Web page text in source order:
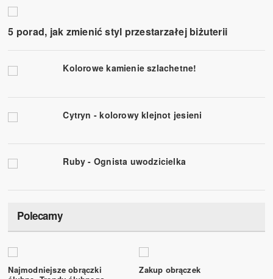
5 porad, jak zmienić styl przestarzałej biżuterii
Kolorowe kamienie szlachetne!
Cytryn - kolorowy klejnot jesieni
Ruby - Ognista uwodzicielka
Polecamy
Najmodniejsze obrączki
Zakup obrączek